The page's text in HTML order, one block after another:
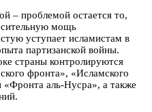
– проблемой остается то,
мощь
уступает исламистам в
партизанской войны.
страны контролируются
фронта», «Исламского
«Фронта аль-Нусра», а также